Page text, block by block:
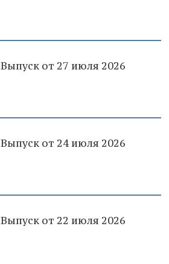
Выпуск от 27 июля 2026
Выпуск от 24 июля 2026
Выпуск от 22 июля 2026